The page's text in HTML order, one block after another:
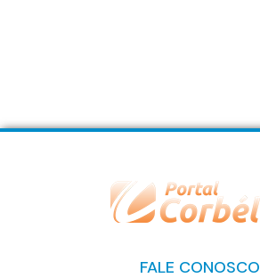
FALE CONOSCO